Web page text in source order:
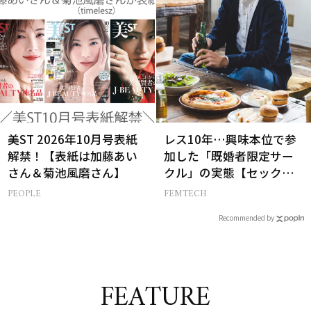
美ST 2026年10月号表紙
解禁！【表紙は加藤あい
さん＆菊池風磨さん】
PEOPLE
レス10年…興味本位で参
加した「既婚者限定サー
クル」の実態【セックス
レス AND THE CITY -女た
FEMTECH
Recommended by
FEATURE